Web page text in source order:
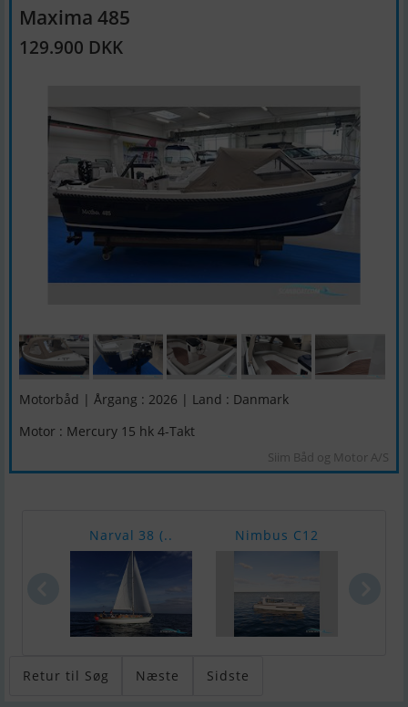
Maxima 485
129.900 DKK
Motorbåd | Årgang : 2026 | Land : Danmark
Motor : Mercury 15 hk 4-Takt
Siim Båd og Motor A/S
Narval 38 (.. Nimbus C12
Retur til Søg Næste Sidste